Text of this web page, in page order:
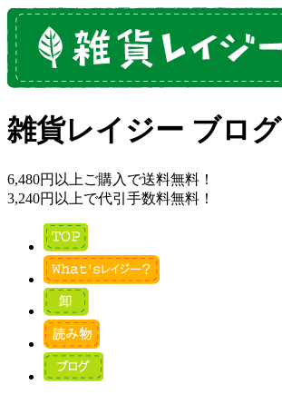
雑貨レイジー ブログ
6,480円以上ご購入で送料無料！
3,240円以上で代引手数料無料！